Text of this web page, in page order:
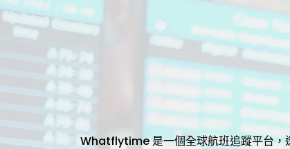
Whatflytime 是一個全球航班追蹤平台，